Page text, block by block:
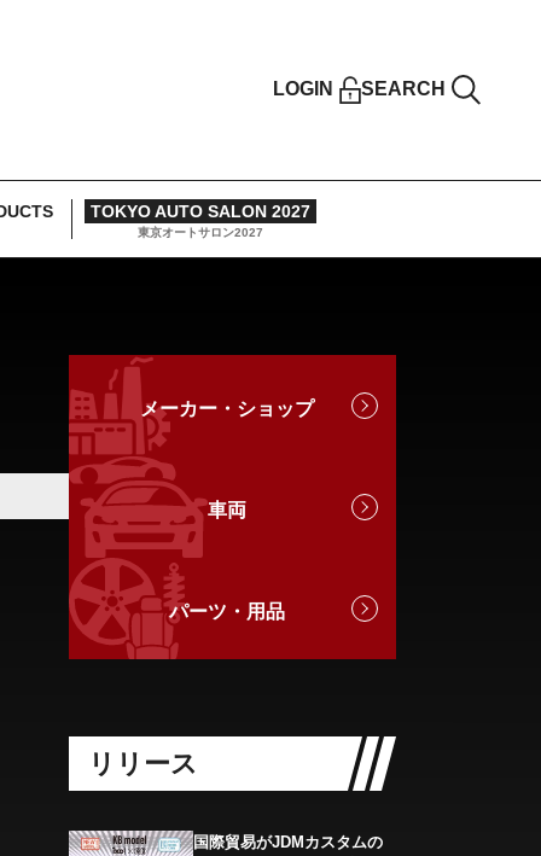
LOGIN SEARCH
TOKYO AUTO SALON 2027
東京オートサロン2027
メーカー・ショップ
車両
パーツ・用品
リリース
国際貿易がJDMカスタムの